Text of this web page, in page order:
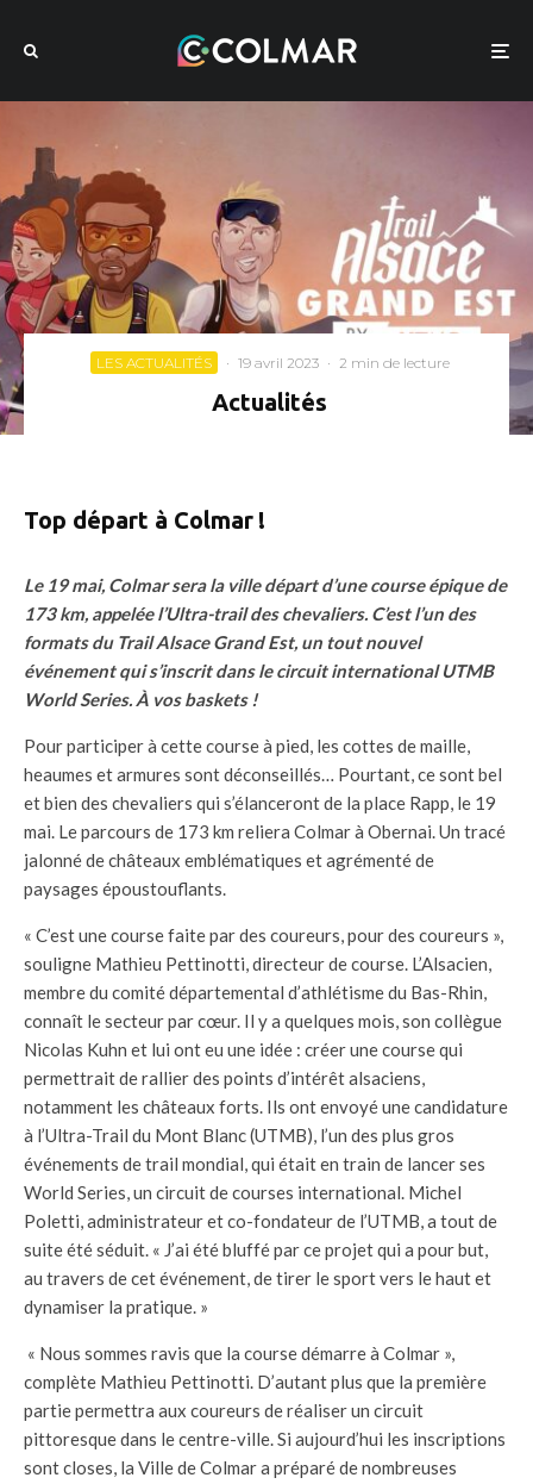
LES ACTUALITÉS · 19 avril 2023 · 2 min de lecture
Actualités
Top départ à Colmar !
Le 19 mai, Colmar sera la ville départ d’une course épique de
173 km, appelée l’Ultra-trail des chevaliers. C’est l’un des
formats du Trail Alsace Grand Est, un tout nouvel
événement qui s’inscrit dans le circuit international UTMB
World Series. À vos baskets !
Pour participer à cette course à pied, les cottes de maille,
heaumes et armures sont déconseillés… Pourtant, ce sont bel
et bien des chevaliers qui s’élanceront de la place Rapp, le 19
mai. Le parcours de 173 km reliera Colmar à Obernai. Un tracé
jalonné de châteaux emblématiques et agrémenté de
paysages époustouflants.
« C’est une course faite par des coureurs, pour des coureurs »,
souligne Mathieu Pettinotti, directeur de course. L’Alsacien,
membre du comité départemental d’athlétisme du Bas-Rhin,
connaît le secteur par cœur. Il y a quelques mois, son collègue
Nicolas Kuhn et lui ont eu une idée : créer une course qui
permettrait de rallier des points d’intérêt alsaciens,
notamment les châteaux forts. Ils ont envoyé une candidature
à l’Ultra-Trail du Mont Blanc (UTMB), l’un des plus gros
événements de trail mondial, qui était en train de lancer ses
World Series, un circuit de courses international. Michel
Poletti, administrateur et co-fondateur de l’UTMB, a tout de
suite été séduit. « J’ai été bluffé par ce projet qui a pour but,
au travers de cet événement, de tirer le sport vers le haut et
dynamiser la pratique. »
« Nous sommes ravis que la course démarre à Colmar »,
complète Mathieu Pettinotti. D’autant plus que la première
partie permettra aux coureurs de réaliser un circuit
pittoresque dans le centre-ville. Si aujourd’hui les inscriptions
sont closes, la Ville de Colmar a préparé de nombreuses